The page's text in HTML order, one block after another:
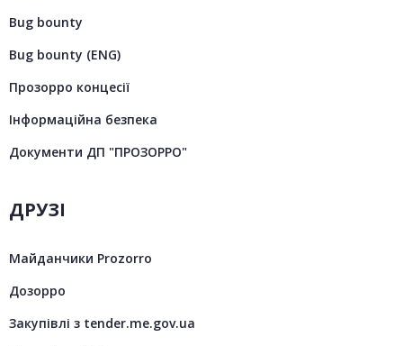
Bug bounty
Bug bounty (ENG)
Прозорро концесії
Інформаційна безпека
Документи ДП "ПРОЗОРРО"
ДРУЗІ
Майданчики Prozorro
Дозорро
Закупівлі з tender.me.gov.ua